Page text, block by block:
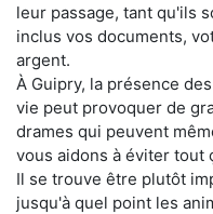
leur passage, tant qu'ils
inclus vos documents,
argent.
À Guipry, la présence
vie peut provoquer de
drames qui peuvent
vous aidons à éviter tout
Il se trouve être plutôt
jusqu'à quel point les